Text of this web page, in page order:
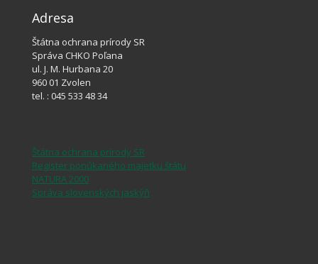
Adresa
Štátna ochrana prírody SR
Správa CHKO Poľana
ul. J. M. Hurbana 20
960 01 Zvolen
tel. : 045 533 48 34
Štátna ochrana prírody SR
Register ponúkaného majetku štátu
NATURA 2000
Správa slovenských jaskýň